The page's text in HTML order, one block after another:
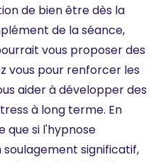
de bien être dès la
de la séance,
vous proposer des
vous pour renforcer les
aider à développer des
à long terme. En
que si l'hypnose
significatif,